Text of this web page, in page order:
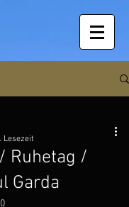
Ruhetag /
Garda
Lesezeit